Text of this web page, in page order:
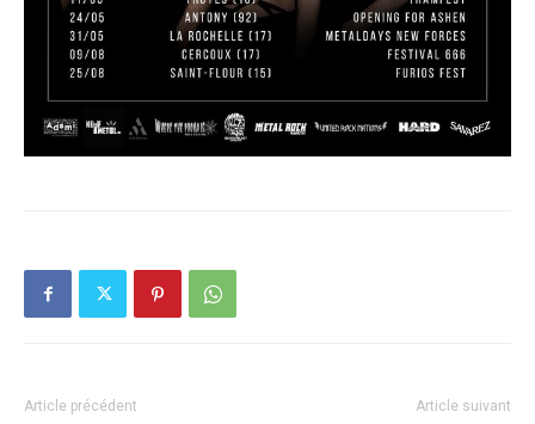
Article précédent Article suivant